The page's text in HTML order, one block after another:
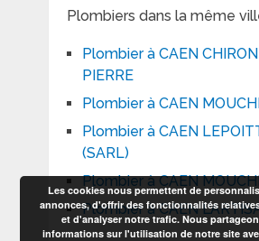
Plombiers dans la même
Plombier à CAEN
PIERRE
Plombier à CAEN
Plombier à CAEN
(SARL)
Plombier à CAEN
Plombier à CAEN
Les cookies nous permettent de
annonces, d'offrir des fonctionnalités
et d'analyser notre trafic. Nous
informations sur l'utilisation de notre site